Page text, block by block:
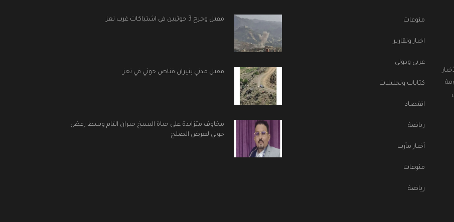
منوعات
اخبار وتقارير
عربي ودولي
كتابات وتحليلات
اقتصاد
رياضة
أخبار مأرب
منوعات
رياضة
مقتل وجرح 3 حوثيين في اشتباكات غرب تعز
مقتل مدني بنيران قناص حوثي في تعز
مخاوف متزايدة على حياة الشيخ جبران التام وسط رفض
حوثي لعرض الصلح